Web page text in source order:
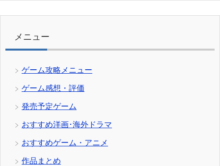
リ
メニュー
ゲーム攻略メニュー
ゲーム感想・評価
発売予定ゲーム
おすすめ洋画･海外ドラマ
おすすめゲーム・アニメ
作品まとめ